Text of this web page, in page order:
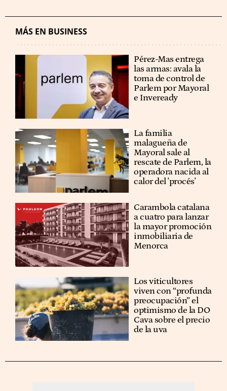
MÁS EN BUSINESS
Pérez-Mas entrega
las armas: avala la
toma de control de
Parlem por Mayoral
e Inveready
La familia
malagueña de
Mayoral sale al
rescate de Parlem, la
operadora nacida al
calor del 'procés'
Carambola catalana
a cuatro para lanzar
la mayor promoción
inmobiliaria de
Menorca
Los viticultores
viven con “profunda
preocupación” el
optimismo de la DO
Cava sobre el precio
de la uva